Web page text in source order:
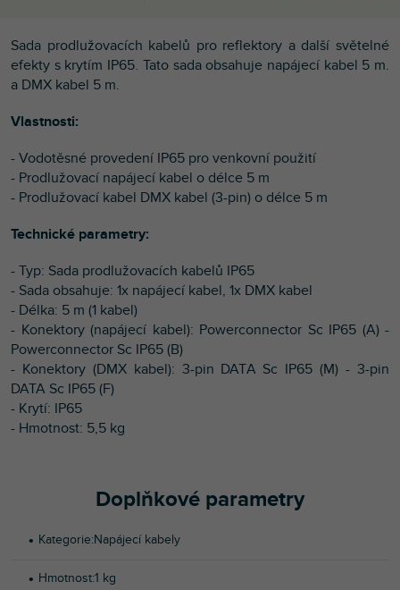
Sada prodlužovacích kabelů pro reflektory a další světelné
efekty s krytím IP65. Tato sada obsahuje napájecí kabel 5 m.
a DMX kabel 5 m.
Vlastnosti:
- Vodotěsné provedení IP65 pro venkovní použití
- Prodlužovací napájecí kabel o délce 5 m
- Prodlužovací kabel DMX kabel (3-pin) o délce 5 m
Technické parametry:
- Typ: Sada prodlužovacích kabelů IP65
- Sada obsahuje: 1x napájecí kabel, 1x DMX kabel
- Délka: 5 m (1 kabel)
- Konektory (napájecí kabel): Powerconnector Sc IP65 (A) -
Powerconnector Sc IP65 (B)
- Konektory (DMX kabel): 3-pin DATA Sc IP65 (M) - 3-pin
DATA Sc IP65 (F)
- Krytí: IP65
- Hmotnost: 5,5 kg
Doplňkové parametry
Kategorie:Napájecí kabely
Hmotnost:1 kg